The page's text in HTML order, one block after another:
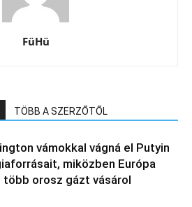
FüHü
TÖBB A SZERZŐTŐL
vámokkal vágná el Putyin
miközben Európa
több orosz gázt vásárol